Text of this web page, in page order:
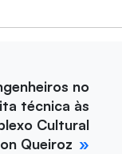
no
técnica às
Cultural
Queiroz